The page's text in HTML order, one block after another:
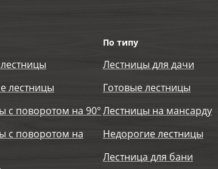
лестницы
с поворотом на 90°
с поворотом на
По типу
Лестницы для дачи
Готовые лестницы
Лестницы на мансарду
Недорогие лестницы
Лестница для бани